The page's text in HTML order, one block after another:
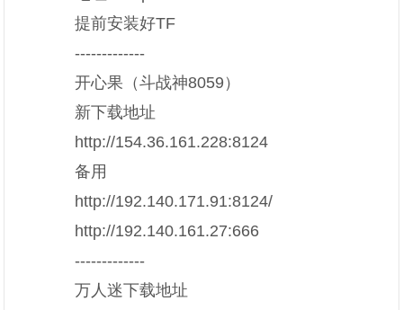
提前安装好TF
-------------
开心果（斗战神8059）
新下载地址
http://154.36.161.228:8124
备用
http://192.140.171.91:8124/
http://192.140.161.27:666
-------------
万人迷下载地址